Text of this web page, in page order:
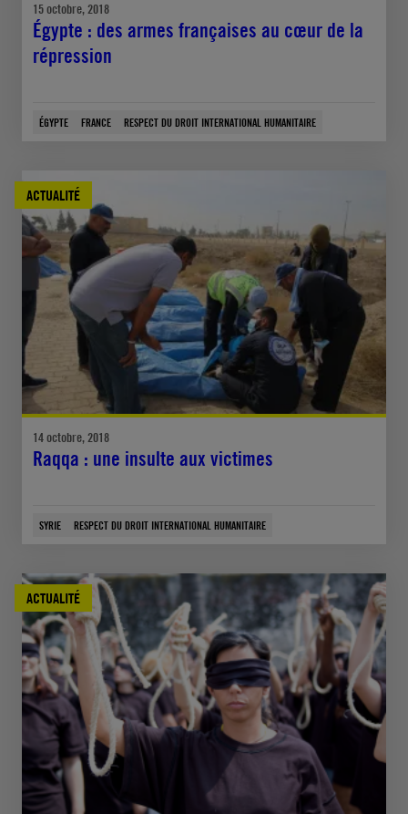
15 octobre, 2018
Égypte : des armes françaises au cœur de la
répression
ÉGYPTE FRANCE RESPECT DU DROIT INTERNATIONAL HUMANITAIRE
ACTUALITÉ
14 octobre, 2018
Raqqa : une insulte aux victimes
SYRIE RESPECT DU DROIT INTERNATIONAL HUMANITAIRE
ACTUALITÉ